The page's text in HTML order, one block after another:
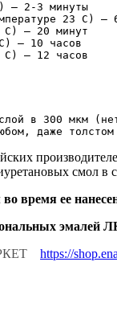
— 2-3 минуты
23 С) —
С) — 20 минут
— 10 часов
С) — 12 часов
в 300 мкм
даже
время ее
эмалей
https://